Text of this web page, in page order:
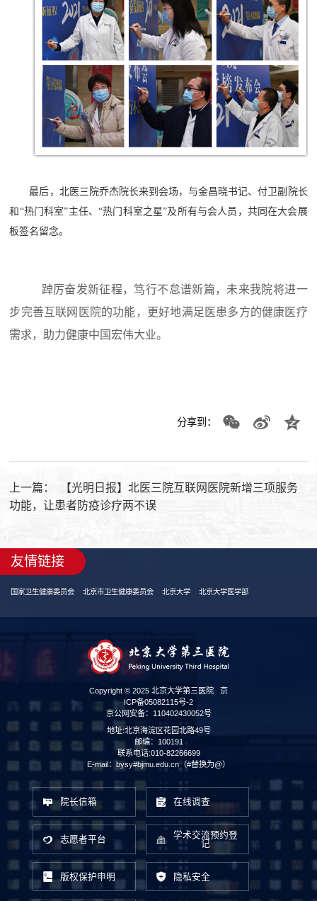
最后，北医三院乔杰院长来到会场，与金昌晓书记、付卫副院长
和“热门科室”主任、“热门科室之星”及所有与会人员，共同在大会展
板签名留念。
踔厉奋发新征程，笃行不怠谱新篇，未来我院将进一
步完善互联网医院的功能，更好地满足医患多方的健康医疗
需求，助力健康中国宏伟大业。
分享到：
上一篇：
【光明日报】北医三院互联网医院新增三项服务
功能，让患者防疫诊疗两不误
友情链接
国家卫生健康委员会 北京市卫生健康委员会 北京大学 北京大学医学部
Copyright © 2025 北京大学第三医院
京
ICP备05082115号-2
京公网安备：110402430052号
地址:北京海淀区花园北路49号
邮编：100191
联系电话:010-82266699
E-mail：bysy#bjmu.edu.cn（#替换为@）
院长信箱 在线调查
志愿者平台
学术交流预约登
记
版权保护申明 隐私安全